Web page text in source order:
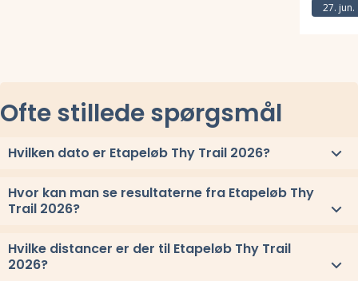
27. jun.
Ofte stillede spørgsmål
Hvilken dato er Etapeløb Thy Trail 2026?
Etapeløb Thy Trail 2026 løbes lørdag 31. oktober 2026.
Hvor kan man se resultaterne fra Etapeløb Thy
Trail 2026?
Se link til resultaterne eller se alle vindere herover
Hvilke distancer er der til Etapeløb Thy Trail
2026?